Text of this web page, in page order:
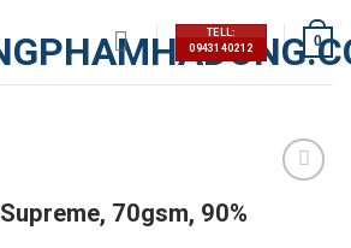
TELL:
0943140212
0
70gsm, 90%